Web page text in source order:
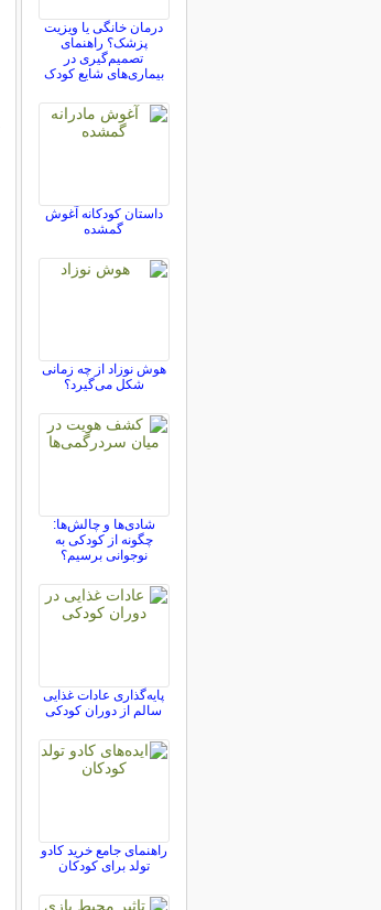
درمان خانگی یا ویزیت
پزشک؟ راهنمای
تصمیم‌گیری در
بیماری‌های شایع کودک
داستان کودکانه آغوش
گمشده
هوش نوزاد از چه زمانی
شکل می‌گیرد؟
شادی‌ها و چالش‌ها:
چگونه از کودکی به
نوجوانی برسیم؟
پایه‌گذاری عادات غذایی
سالم از دوران کودکی
راهنمای جامع خرید کادو
تولد برای کودکان